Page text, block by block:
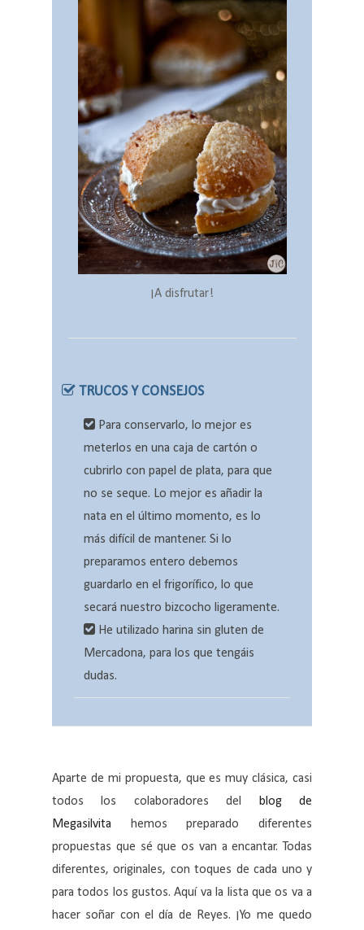
¡A disfrutar!
TRUCOS Y CONSEJOS
Para conservarlo, lo mejor es
meterlos en una caja de cartón o
cubrirlo con papel de plata, para que
no se seque. Lo mejor es añadir la
nata en el último momento, es lo
más difícil de mantener. Si lo
preparamos entero debemos
guardarlo en el frigorífico, lo que
secará nuestro bizcocho ligeramente.
He utilizado harina sin gluten de
Mercadona, para los que tengáis
dudas.
Aparte de mi propuesta, que es muy clásica, casi
todos los colaboradores del blog de
Megasilvita hemos preparado diferentes
propuestas que sé que os van a encantar. Todas
diferentes, originales, con toques de cada uno y
para todos los gustos. Aquí va la lista que os va a
hacer soñar con el día de Reyes. ¡Yo me quedo